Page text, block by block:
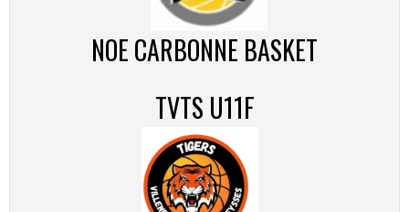
NOE CARBONNE BASKET
TVTS U11F